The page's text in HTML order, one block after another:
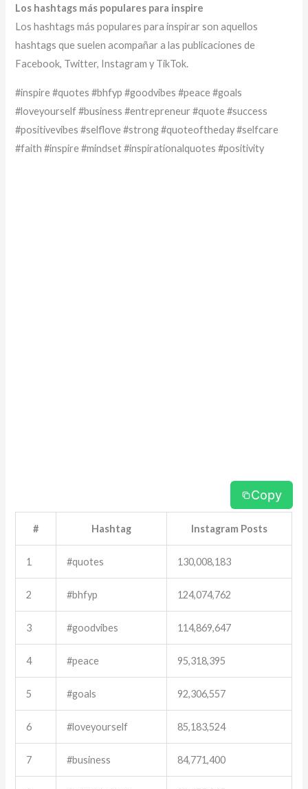
Los hashtags más populares para inspire
Los hashtags más populares para inspirar son aquellos
hashtags que suelen acompañar a las publicaciones de
Facebook, Twitter, Instagram y TikTok.
#inspire #quotes #bhfyp #goodvibes #peace #goals
#loveyourself #business #entrepreneur #quote #success
#positivevibes #selflove #strong #quoteoftheday #selfcare
#faith #inspire #mindset #inspirationalquotes #positivity
Copy
# Hashtag Instagram Posts
1 #quotes 130,008,183
2 #bhfyp 124,074,762
3 #goodvibes 114,869,647
4 #peace 95,318,395
5 #goals 92,306,557
6 #loveyourself 85,183,524
7 #business 84,771,400